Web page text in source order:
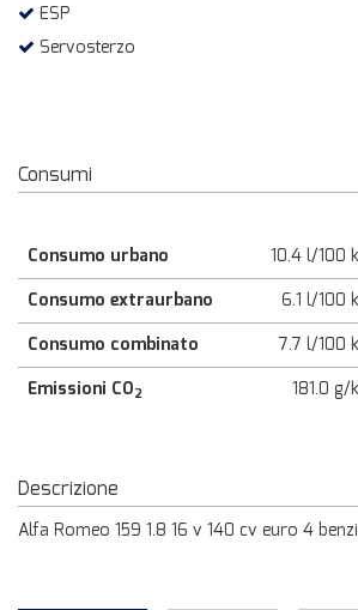
ESP
Servosterzo
Consumi
Consumo urbano
10.4 l/100
Consumo extraurbano
6.1 l/100
Consumo combinato
7.7 l/100
Emissioni CO2 181.0 g/
Descrizione
Alfa Romeo 159 1.8 16 v 140 cv euro 4